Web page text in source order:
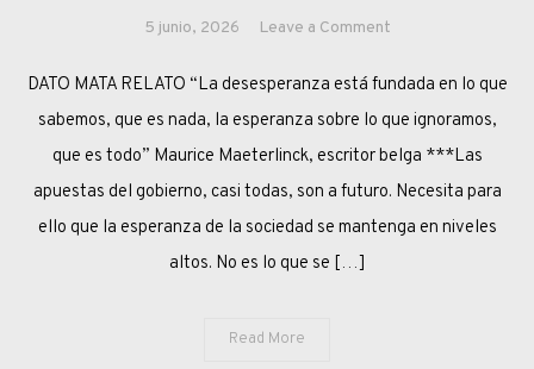
5 junio, 2026 Leave a Commenton
LARGO
CAMINO
DE
ESPERANZA
ESQUIVA
DATO MATA RELATO “La desesperanza está fundada en lo que
sabemos, que es nada, la esperanza sobre lo que ignoramos,
que es todo” Maurice Maeterlinck, escritor belga ***Las
apuestas del gobierno, casi todas, son a futuro. Necesita para
ello que la esperanza de la sociedad se mantenga en niveles
altos. No es lo que se […]
Read More